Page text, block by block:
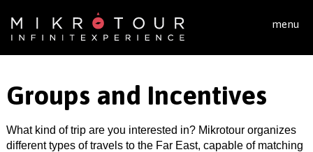
menu
Groups and Incentives
What kind of trip are you interested in? Mikrotour organizes
different types of travels to the Far East, capable of matching